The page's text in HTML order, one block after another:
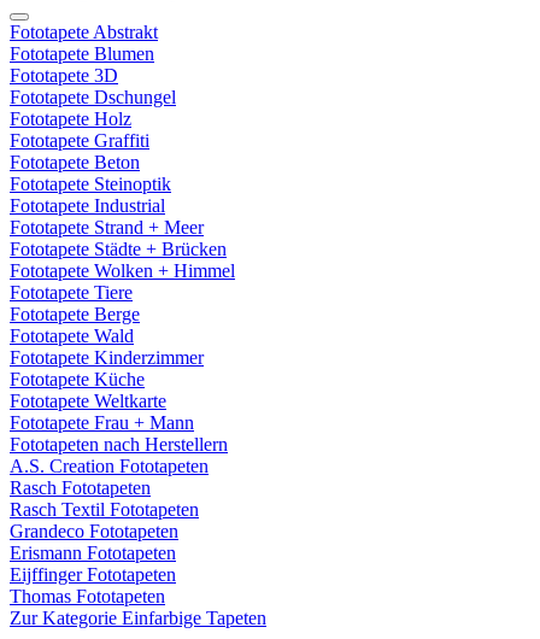
Fototapete Abstrakt
Fototapete Blumen
Fototapete 3D
Fototapete Dschungel
Fototapete Holz
Fototapete Graffiti
Fototapete Beton
Fototapete Steinoptik
Fototapete Industrial
Fototapete Strand + Meer
Fototapete Städte + Brücken
Fototapete Wolken + Himmel
Fototapete Tiere
Fototapete Berge
Fototapete Wald
Fototapete Kinderzimmer
Fototapete Küche
Fototapete Weltkarte
Fototapete Frau + Mann
Fototapeten nach Herstellern
A.S. Creation Fototapeten
Rasch Fototapeten
Rasch Textil Fototapeten
Grandeco Fototapeten
Erismann Fototapeten
Eijffinger Fototapeten
Thomas Fototapeten
Zur Kategorie Einfarbige Tapeten